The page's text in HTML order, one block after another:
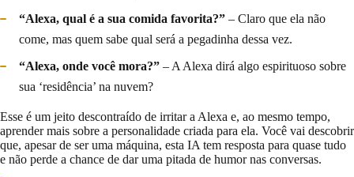
“Alexa, qual é a sua comida favorita?” – Claro que ela não
come, mas quem sabe qual será a pegadinha dessa vez.
“Alexa, onde você mora?” – A Alexa dirá algo espirituoso sobre
sua ‘residência’ na nuvem?
Esse é um jeito descontraído de irritar a Alexa e, ao mesmo tempo,
aprender mais sobre a personalidade criada para ela. Você vai descobrir
que, apesar de ser uma máquina, esta IA tem resposta para quase tudo
e não perde a chance de dar uma pitada de humor nas conversas.